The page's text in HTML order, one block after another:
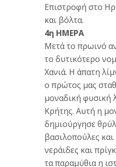
Επιστροφή στο
και βόλτα.
4η ΗΜΕΡΑ
Μετά το πρωινό
το δυτικότερο
Χανιά. Η άπατη
ο πρώτος μας
μοναδική φυσική
Κρήτης. Αυτή η
δημιούργησε
βασιλοπούλες
νεράιδες και
τα παραμύθια η